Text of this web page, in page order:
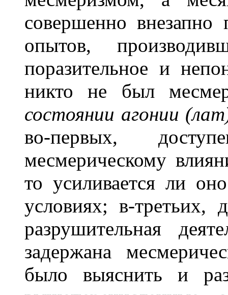
совершенно
опытов,
поразительное и
никто не был
состоянии агонии
во-первых,
месмерическому
то усиливается ли
условиях; в-третьих,
разрушительная
задержана
было выяснить и